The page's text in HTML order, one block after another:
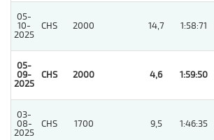
05-
10-
2025
CHS 2000 14,7 1:58:71
05-
09-
2025
CHS 2000 4,6 1:59:50
03-
08-
2025
CHS 1700 9,5 1:46:35